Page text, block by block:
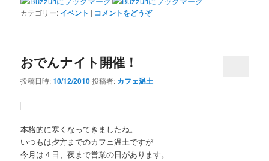
カテゴリー: イベント | コメントをどうぞ
おでんナイト開催！
投稿日時:10/12/2010投稿者: カフェ温土
本格的に寒くなってきましたね。
いつもは夕方までのカフェ温土ですが
今月は４日、夜まで営業の日があります。